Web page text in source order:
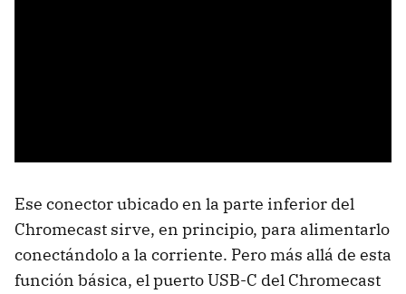
Ese conector ubicado en la parte inferior del
Chromecast sirve, en principio, para alimentarlo
conectándolo a la corriente. Pero más allá de esta
función básica, el puerto USB-C del Chromecast